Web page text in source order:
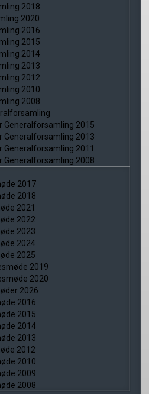
2018
2020
2016
2015
2014
2013
2012
2010
2008
2015
2013
2011
2008
2017
2018
2021
2022
2023
2024
2025
2019
2020
2026
2016
2015
2014
2013
2012
2010
2009
2008